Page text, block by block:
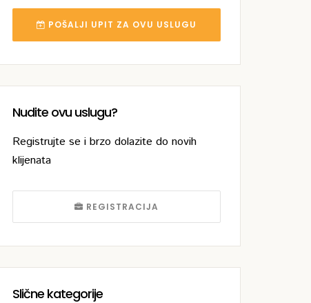
POŠALJI UPIT ZA OVU USLUGU
Nudite ovu uslugu?
Registrujte se i brzo dolazite do novih
klijenata
REGISTRACIJA
Slične kategorije